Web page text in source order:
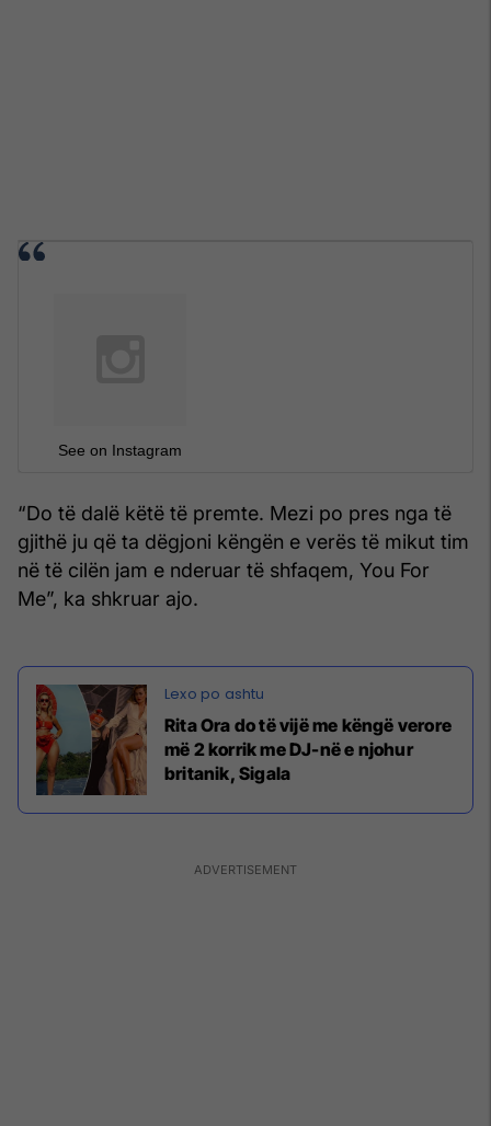
See on Instagram
“Do të dalë këtë të premte. Mezi po pres nga të
gjithë ju që ta dëgjoni këngën e verës të mikut tim
në të cilën jam e nderuar të shfaqem, You For
Me”, ka shkruar ajo.
Rita Ora do të vijë me këngë verore
më 2 korrik me DJ-në e njohur
britanik, Sigala